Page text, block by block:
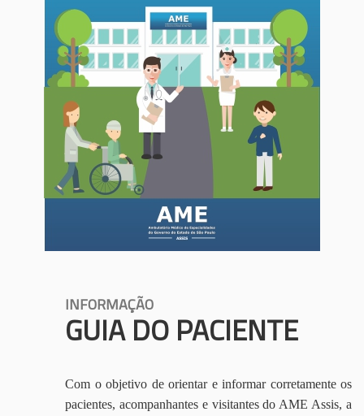
INFORMAÇÃO
GUIA DO PACIENTE
Com o objetivo de orientar e informar corretamente os
pacientes, acompanhantes e visitantes do AME Assis, a